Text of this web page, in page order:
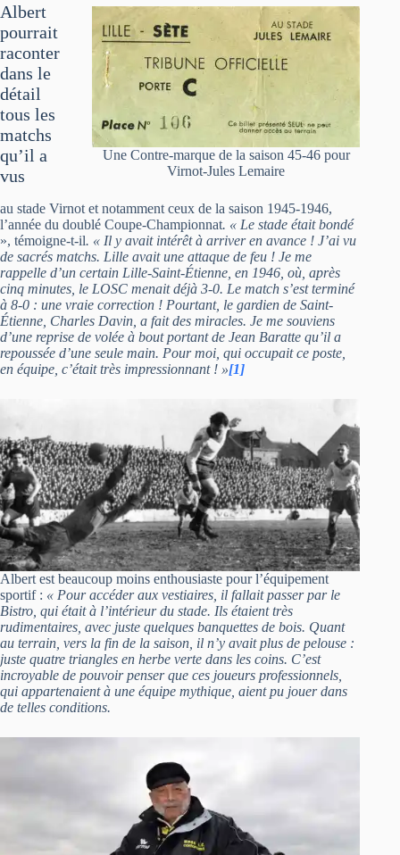
Une Contre-marque de la saison 45-46 pour
Virnot-Jules Lemaire
Albert
pourrait
raconter
dans le
détail
tous les
matchs
qu’il a
vus
au stade Virnot et notamment ceux de la saison 1945-1946,
l’année du doublé Coupe-Championnat. « Le stade était bondé
», témoigne-t-il. « Il y avait intérêt à arriver en avance ! J’ai vu
de sacrés matchs. Lille avait une attaque de feu ! Je me
rappelle d’un certain Lille-Saint-Étienne, en 1946, où, après
cinq minutes, le LOSC menait déjà 3-0. Le match s’est terminé
à 8-0 : une vraie correction ! Pourtant, le gardien de Saint-
Étienne, Charles Davin, a fait des miracles. Je me souviens
d’une reprise de volée à bout portant de Jean Baratte qu’il a
repoussée d’une seule main. Pour moi, qui occupait ce poste,
en équipe, c’était très impressionnant ! »[1]
Albert est beaucoup moins enthousiaste pour l’équipement
sportif : « Pour accéder aux vestiaires, il fallait passer par le
Bistro, qui était à l’intérieur du stade. Ils étaient très
rudimentaires, avec juste quelques banquettes de bois. Quant
au terrain, vers la fin de la saison, il n’y avait plus de pelouse :
juste quatre triangles en herbe verte dans les coins. C’est
incroyable de pouvoir penser que ces joueurs professionnels,
qui appartenaient à une équipe mythique, aient pu jouer dans
de telles conditions.